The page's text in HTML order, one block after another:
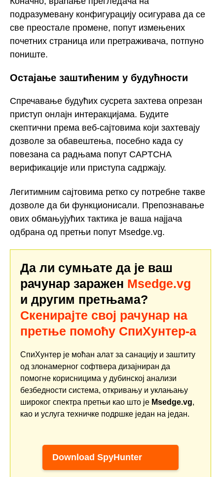
подразумевану конфигурацију осигурава да се
све преостале промене, попут измењених
почетних страница или претраживача, потпуно
пониште.
Остајање заштићеним у будућности
Спречавање будућих сусрета захтева опрезан
приступ онлајн интеракцијама. Будите
скептични према веб-сајтовима који захтевају
дозволе за обавештења, посебно када су
повезана са радњама попут CAPTCHA
верификације или приступа садржају.
Легитимним сајтовима ретко су потребне такве
дозволе да би функционисали. Препознавање
ових обмањујућих тактика је ваша најјача
одбрана од претњи попут Msedge.vg.
Да ли сумњате да је ваш
рачунар заражен Msedge.vg
и другим претњама?
Скенирајте свој рачунар на
претње помоћу СпиХунтер-а
СпиХунтер је моћан алат за санацију и заштиту
од злонамерног софтвера дизајниран да
помогне корисницима у дубинској анализи
безбедности система, откривању и уклањању
широког спектра претњи као што је Msedge.vg,
као и услуга техничке подршке један на један.
Download SpyHunter